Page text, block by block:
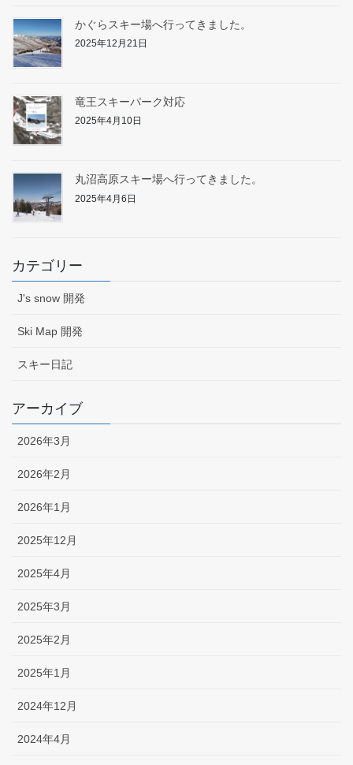
かぐらスキー場へ行ってきました。
2025年12月21日
竜王スキーパーク対応
2025年4月10日
丸沼高原スキー場へ行ってきました。
2025年4月6日
カテゴリー
J's snow 開発
Ski Map 開発
スキー日記
アーカイブ
2026年3月
2026年2月
2026年1月
2025年12月
2025年4月
2025年3月
2025年2月
2025年1月
2024年12月
2024年4月